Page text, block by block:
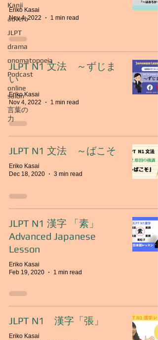
Kanji
adverb
JLPT
drama
onomatopoeia
Podcast
online
salon
言葉の
力
Eriko Kasai
Nov 4, 2022
1 min read
JLPT N1 文法 ～ずじま
い
Eriko Kasai
Nov 4, 2022
1 min read
JLPT N1 文法 ～ばこそ
Eriko Kasai
Dec 18, 2020
3 min read
JLPT N1 漢字 「素」
Advanced Japanese
Lesson
Eriko Kasai
Feb 19, 2020
1 min read
JLPT N1 漢字「張」
Eriko Kasai